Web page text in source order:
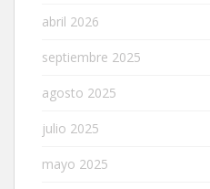
abril 2026
septiembre 2025
agosto 2025
julio 2025
mayo 2025